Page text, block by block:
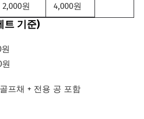
2,000원 4,000원
트 기준)
프채 + 전용 공 포함